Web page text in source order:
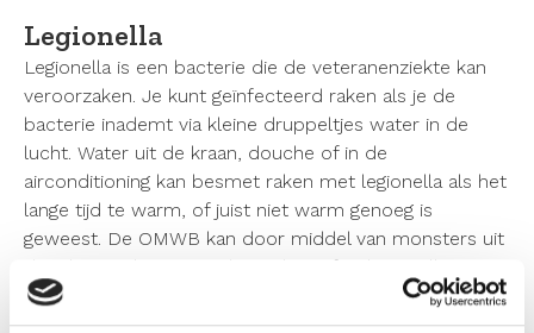
Legionella
Legionella is een bacterie die de veteranenziekte kan
veroorzaken. Je kunt geïnfecteerd raken als je de
bacterie inademt via kleine druppeltjes water in de
lucht. Water uit de kraan, douche of in de
airconditioning kan besmet raken met legionella als het
lange tijd te warm, of juist niet warm genoeg is
geweest. De OMWB kan door middel van monsters uit
douches en kranen onderzoeken of er legionella
aanwezig is, zodat actie ondernomen kan worden.